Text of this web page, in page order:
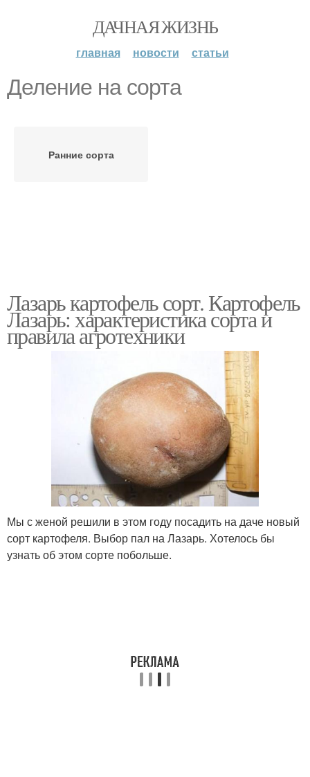
ДАЧНАЯ ЖИЗНЬ
главная новости статьи
Деление на сорта
Ранние сорта
Лазарь картофель сорт. Картофель
Лазарь: характеристика сорта и
правила агротехники
Мы с женой решили в этом году посадить на даче новый
сорт картофеля. Выбор пал на Лазарь. Хотелось бы
узнать об этом сорте побольше.